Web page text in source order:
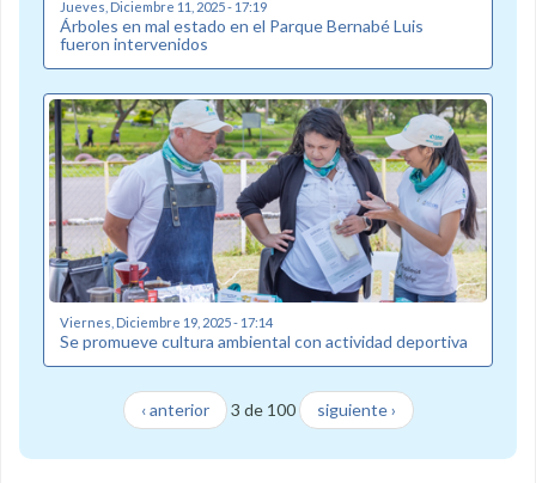
Jueves, Diciembre 11, 2025 - 17:19
Árboles en mal estado en el Parque Bernabé Luis
fueron intervenidos
Viernes, Diciembre 19, 2025 - 17:14
Se promueve cultura ambiental con actividad deportiva
‹ anterior 3 de 100 siguiente ›